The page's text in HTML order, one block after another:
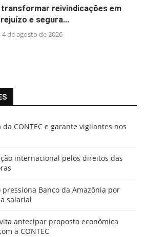
transformar reivindicações em
e segura...
4 de agosto de 2026
CONTEC e garante vigilantes nos
internacional pelos direitos das
Banco da Amazônia por
salarial
antecipar proposta econômica
a CONTEC